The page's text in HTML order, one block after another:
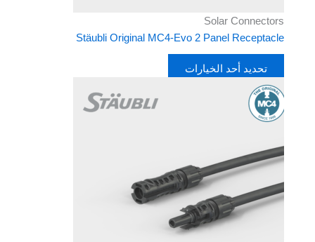
Solar Connectors
Stäubli Original MC4-Evo 2 Panel Receptacle
تحديد أحد الخيارات
هناك
العديد
من
المختلفة
لهذا
المنتج.
يمكن